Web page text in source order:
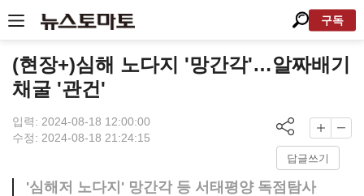
구독
(현장+)심해 노다지 '망간각'…알짜배기
채굴 '관건'
입력: 2024-08-18 12:00:00
수정: 2024-08-18 21:24:15
답글쓰기
'심해저 노다지' 망간각 등 서태평양 독점탐사